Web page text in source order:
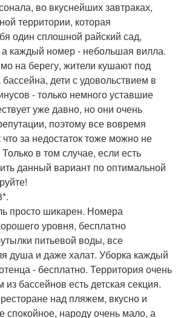
во вкуснейших завтраках,
территории, которая
один сплошной райский сад,
а каждый номер - небольшая вилла.
на берегу, жители кушают под
дети с удовольствием в
- только немного уставшие
уже давно, но они очень
поэтому все вовремя
за недостаток тоже можно не
в том случае, если есть
данный вариант по оптимальной
просто шикарен. Номера
уровня, бесплатно
питьевой воды, все
душа и даже халат. Уборка каждый
- бесплатно. Территория очень
бассейнов есть детская секция.
над пляжем, вкусно и
спокойное, народу очень мало, а